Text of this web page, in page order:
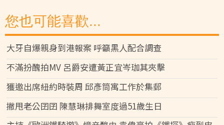
您也可能喜歡...
大牙自爆親身到港報案 呼籲黑人配合調查
不滿扮醜拍MV 呂爵安遭黃正宜岑珈其夾擊
獲邀出席紐約時裝周 邱彥筒寓工作於集郵
撇甩老公囝囝 陳慧琳排舞室度過51歲生日